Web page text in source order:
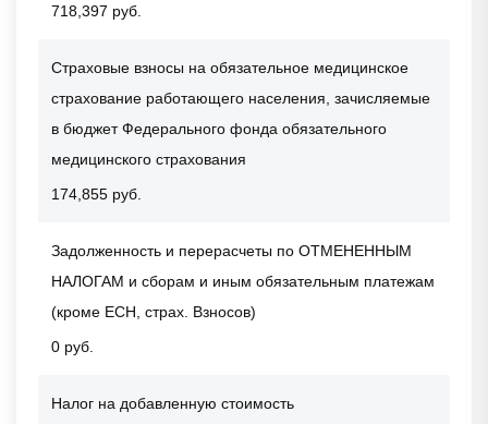
718,397 руб.
Страховые взносы на обязательное медицинское
страхование работающего населения, зачисляемые
в бюджет Федерального фонда обязательного
медицинского страхования
174,855 руб.
Задолженность и перерасчеты по ОТМЕНЕННЫМ
НАЛОГАМ и сборам и иным обязательным платежам
(кроме ЕСН, страх. Взносов)
0 руб.
Налог на добавленную стоимость